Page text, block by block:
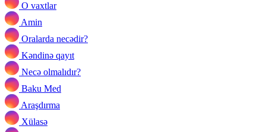
O vaxtlar
Amin
Oralarda necədir?
Kəndinə qayıt
Necə olmalıdır?
Baku Med
Araşdırma
Xülasə